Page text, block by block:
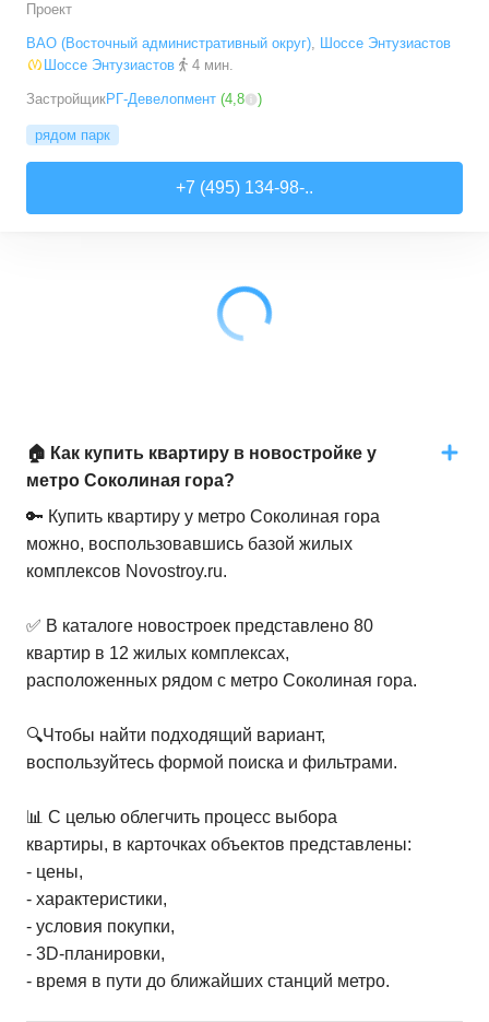
Проект
ВАО (Восточный административный округ), Шоссе Энтузиастов
Шоссе Энтузиастов
4 мин.
ЗастройщикРГ-Девелопмент (4,8 )
рядом парк
+7 (495) 134-98-..
🏠 Как купить квартиру в новостройке у
метро Соколиная гора?
🔑 Купить квартиру у метро Соколиная гора
можно, воспользовавшись базой жилых
комплексов Novostroy.ru.
✅ В каталоге новостроек представлено 80
квартир в 12 жилых комплексах,
расположенных рядом с метро Соколиная гора.
🔍Чтобы найти подходящий вариант,
воспользуйтесь формой поиска и фильтрами.
📊 С целью облегчить процесс выбора
квартиры, в карточках объектов представлены:
- цены,
- характеристики,
- условия покупки,
- 3D-планировки,
- время в пути до ближайших станций метро.